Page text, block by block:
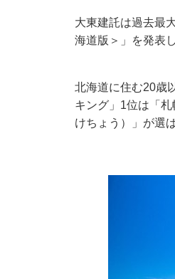
大東建託は過去最
海道版＞」を発表
北海道に住む20歳
キング」1位は「
けちょう）」が選